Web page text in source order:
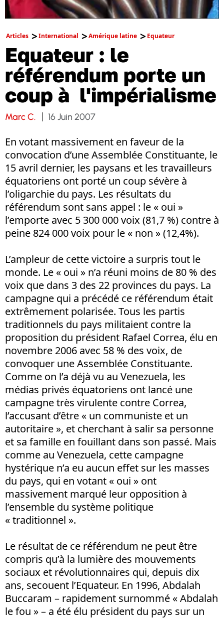
Articles International Amérique latine Equateur
Equateur : le
référendum porte un
coup à l'impérialisme
Marc C. 16 Juin 2007
En votant massivement en faveur de la
convocation d’une Assemblée Constituante, le
15 avril dernier, les paysans et les travailleurs
équatoriens ont porté un coup sévère à
l’oligarchie du pays. Les résultats du
référendum sont sans appel : le « oui »
l’emporte avec 5 300 000 voix (81,7 %) contre à
peine 824 000 voix pour le « non » (12,4%).
L’ampleur de cette victoire a surpris tout le
monde. Le « oui » n’a réuni moins de 80 % des
voix que dans 3 des 22 provinces du pays. La
campagne qui a précédé ce référendum était
extrêmement polarisée. Tous les partis
traditionnels du pays militaient contre la
proposition du président Rafael Correa, élu en
novembre 2006 avec 58 % des voix, de
convoquer une Assemblée Constituante.
Comme on l’a déjà vu au Venezuela, les
médias privés équatoriens ont lancé une
campagne très virulente contre Correa,
l’accusant d’être « un communiste et un
autoritaire », et cherchant à salir sa personne
et sa famille en fouillant dans son passé. Mais
comme au Venezuela, cette campagne
hystérique n’a eu aucun effet sur les masses
du pays, qui en votant « oui » ont
massivement marqué leur opposition à
l’ensemble du système politique
« traditionnel ».
Le résultat de ce référendum ne peut être
compris qu’à la lumière des mouvements
sociaux et révolutionnaires qui, depuis dix
ans, secouent l’Equateur. En 1996, Abdalah
Buccaram – rapidement surnommé « Abdalah
le fou » – a été élu président du pays sur un